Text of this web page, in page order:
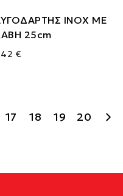
ΙΝΟΧ ΜΕ
25cm
€
17 18 19 20